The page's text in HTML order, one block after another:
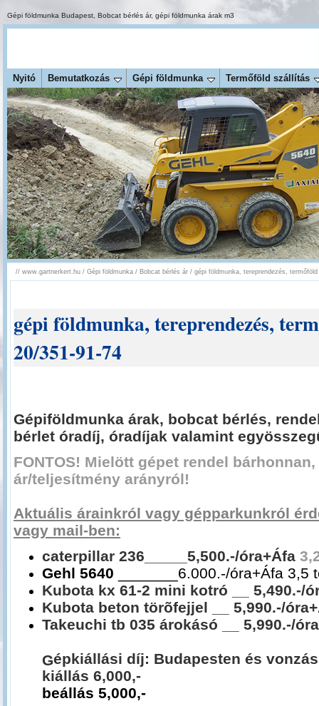
Gépi földmunka Budapest Bobcat bérlés ár, gépi földmunka árak m3
Nyitó Bemutatkozás Gépi földmunka Termőföld szállítás
// www.gartnerkert.hu / Gépi földmunka / Bobcat bérlés ár / gépi földmunka, tereprendezés,
gépi földmunka, tereprendezés,
20/351-91-74
Gépiföldmunka árak, bobcat bérlés,
bérlet óradíj, óradíjak valamint
FONTOS! Mielött gépet rendel
ár/teljesítmény arányról!
Aktuális árainkról vagy gépparkunkról
vagy mail-ben:
caterpillar 236_____5,500.-/óra+Áfa
Gehl 5640
_______6.000.-/óra+Áfa 3,5
Kubota kx 61-2 mini kotró
__ 5,490.-/
Kubota beton törõfejjel
__ 5,990.-/
Takeuchi tb 035 árokásó
__ 5,990.-/
Gépkiállási díj: Budapesten és
kiállás 6,000,-
beállás 5,000,-